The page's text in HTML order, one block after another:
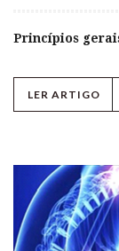
Princípios
LER ARTIGO